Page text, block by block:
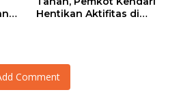
Hentikan Aktifitas di
Comment